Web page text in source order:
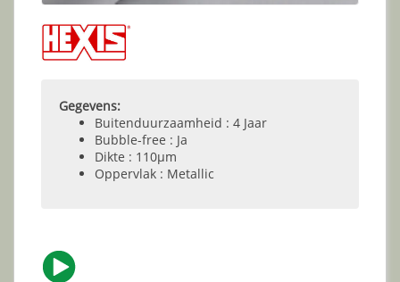
Gegevens:
Buitenduurzaamheid : 4 Jaar
Bubble-free : Ja
Dikte : 110µm
Oppervlak : Metallic